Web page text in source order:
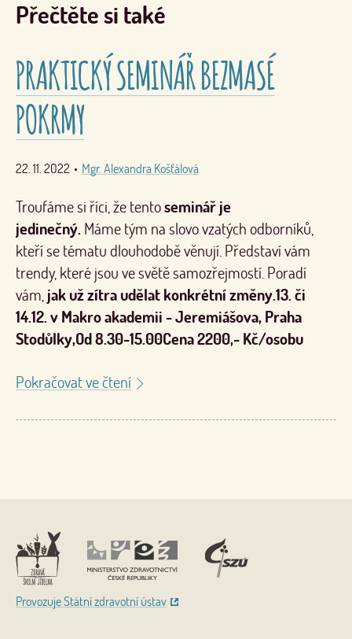
Přečtěte si také
PRAKTICKÝ SEMINÁŘ BEZMASÉ
POKRMY
22. 11. 2022 • Mgr. Alexandra Košťálová
Troufáme si říci, že tentoseminář je
jedinečný. Máme tým na slovo vzatých odborníků,
kteří se tématu dlouhodobě věnují. Představí vám
trendy, které jsou ve světě samozřejmostí. Poradí
vám, jak už zítra udělat konkrétní změny.13. či
14.12. v Makro akademii - Jeremiášova, Praha
Stodůlky,Od 8.30-15.00Cena 2200,- Kč/osobu
Pokračovat ve čtení
Provozuje Státní zdravotní ústav